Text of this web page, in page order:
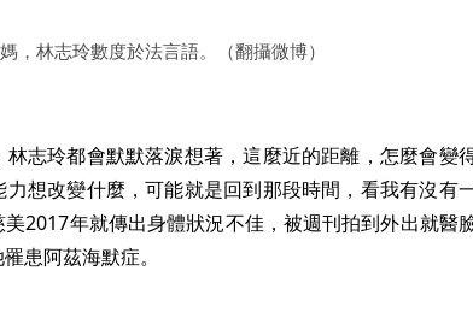
，林志玲數度於法言語。（翻攝微博）
志玲都會默默落淚想著，這麼近的距離，怎麼會變
想改變什麼，可能就是回到那段時間，看我有沒有
2017年就傳出身體狀況不佳，被週刊拍到外出就醫
患阿茲海默症。